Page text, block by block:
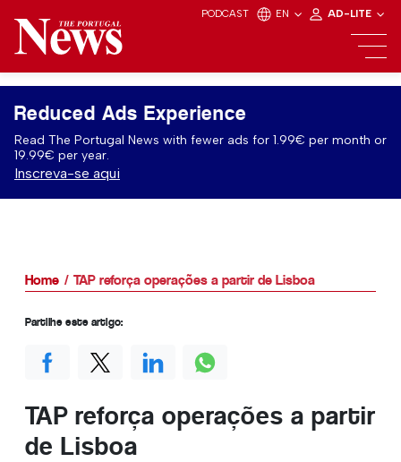
PODCAST EN AD-LITE
Reduced Ads Experience
Read The Portugal News with fewer ads for 1.99€ per month or
19.99€ per year.
Inscreva-se aqui
Home TAP reforça operações a partir de Lisboa
TAP reforça operações a partir
de Lisboa
Partilhe este artigo: